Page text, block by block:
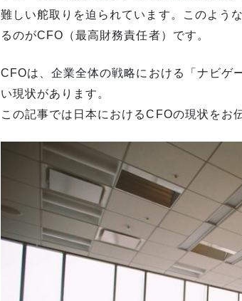
難しい舵取りを迫られています。このよう
るのがCFO（最高財務責任者）です。
CFOは、企業全体の戦略における「ナビゲ
い現状があります。
この記事では日本におけるCFOの現状をお